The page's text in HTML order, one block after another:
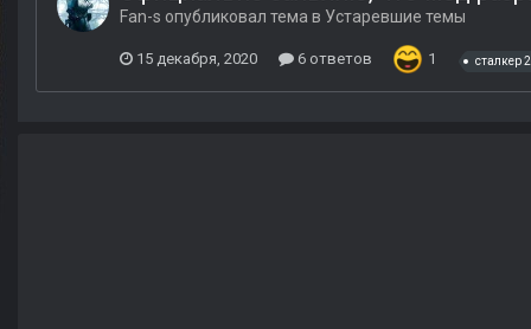
Fan-s опубликовал тема в Устаревшие темы
15 декабря, 2020 6 ответов 1 сталкер 2